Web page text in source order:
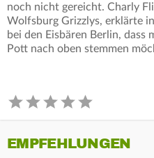
noch nicht gereicht. Charly
Wolfsburg Grizzlys, erklärte
bei den Eisbären Berlin, dass
Pott nach oben stemmen
EMPFEHLUNGEN